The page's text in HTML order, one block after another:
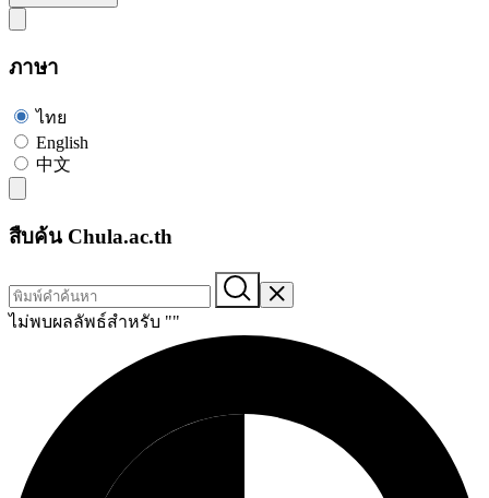
ภาษา
ไทย
English
中文
สืบค้น Chula.ac.th
ไม่พบผลลัพธ์สำหรับ ""